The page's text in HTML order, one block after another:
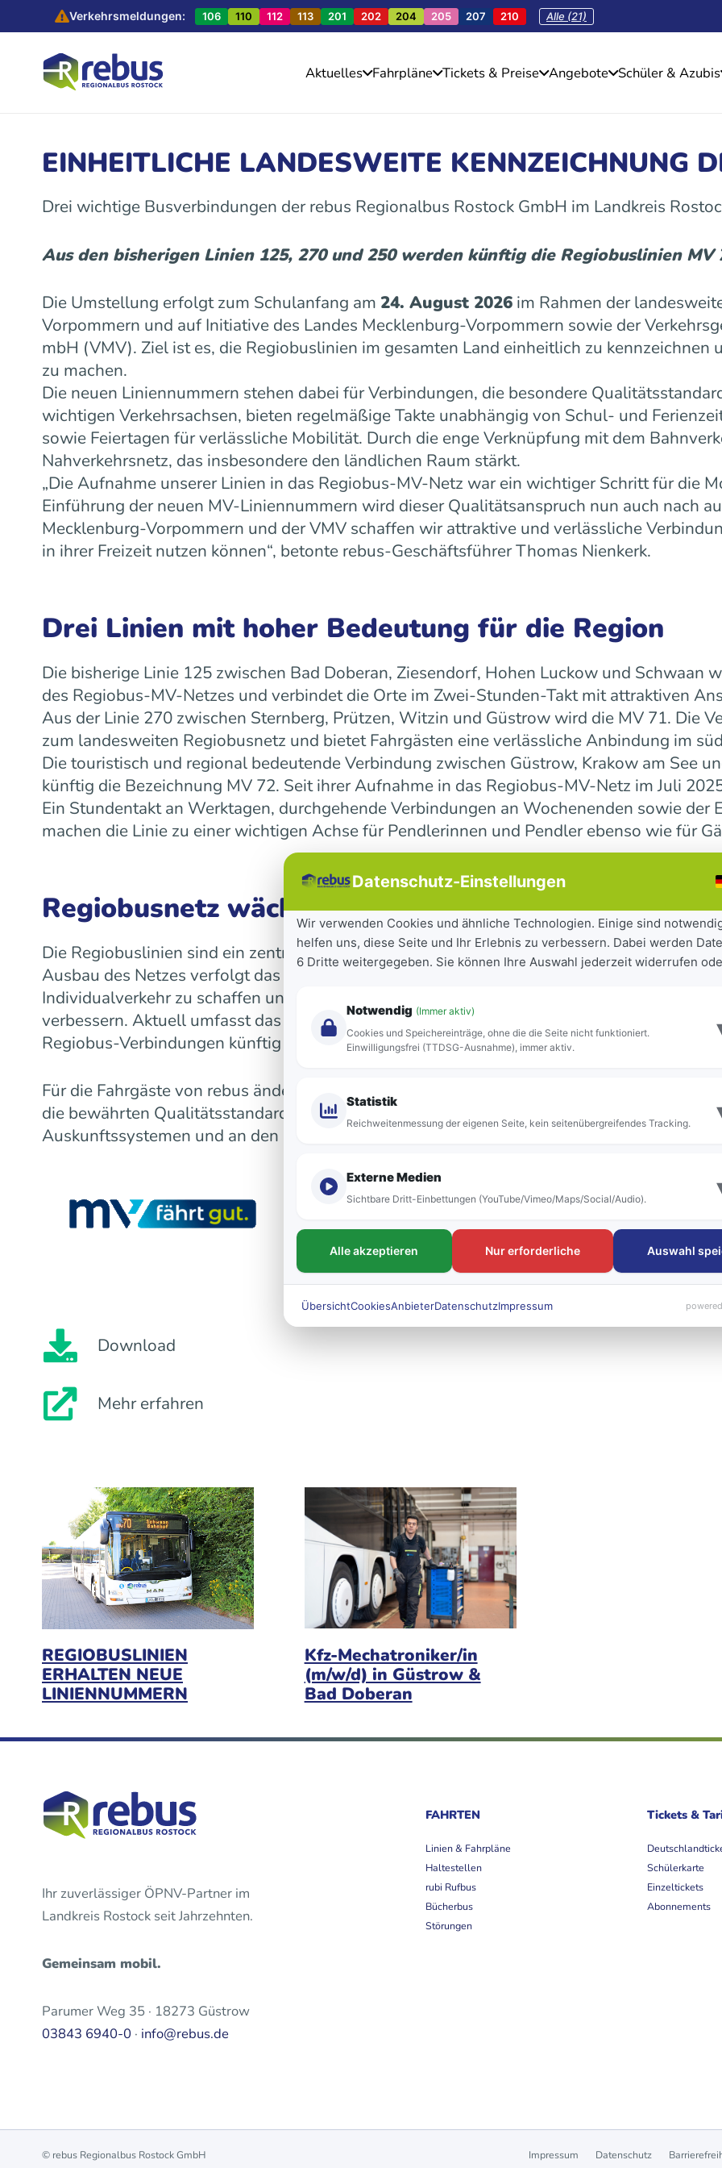
Verkehrsmeldungen: 106 110 112 113 201 202 204 205 207 210 Alle (21)
Aktuelles Fahrpläne Tickets & Preise Angebote Schüler & Azubis
EINHEITLICHE LANDESWEITE KENNZEICHNUNG
Drei wichtige Busverbindungen der rebus Regionalbus Rostock GmbH im Landkreis
Aus den bisherigen Linien 125, 270 und 250 werden künftig die Regiobuslinien MV
Die Umstellung erfolgt zum Schulanfang am 24. August 2026 im Rahmen der
Vorpommern und auf Initiative des Landes Mecklenburg-Vorpommern sowie der
mbH (VMV). Ziel ist es, die Regiobuslinien im gesamten Land einheitlich zu kennzeichnen
zu machen.
Die neuen Liniennummern stehen dabei für Verbindungen, die besondere
wichtigen Verkehrsachsen, bieten regelmäßige Takte unabhängig von Schul- und
sowie Feiertagen für verlässliche Mobilität. Durch die enge Verknüpfung mit dem
Nahverkehrsnetz, das insbesondere den ländlichen Raum stärkt.
„Die Aufnahme unserer Linien in das Regiobus-MV-Netz war ein wichtiger Schritt für die
Einführung der neuen MV-Liniennummern wird dieser Qualitätsanspruch nun auch nach
Mecklenburg-Vorpommern und der VMV schaffen wir attraktive und verlässliche
in ihrer Freizeit nutzen können“, betonte rebus-Geschäftsführer Thomas Nienkerk.
Drei Linien mit hoher Bedeutung für die Region
Die bisherige Linie 125 zwischen Bad Doberan, Ziesendorf, Hohen Luckow und Schwaan
des Regiobus-MV-Netzes und verbindet die Orte im Zwei-Stunden-Takt mit attraktiven
Aus der Linie 270 zwischen Sternberg, Prützen, Witzin und Güstrow wird die MV 71. Die
zum landesweiten Regiobusnetz und bietet Fahrgästen eine verlässliche Anbindung im
Die touristisch und regional bedeutende Verbindung zwischen Güstrow, Krakow am See
künftig die Bezeichnung MV 72. Seit ihrer Aufnahme in das Regiobus-MV-Netz im Juli
Ein Stundentakt an Werktagen, durchgehende Verbindungen an Wochenenden sowie der
machen die Linie zu einer wichtigen Achse für Pendlerinnen und Pendler ebenso wie für
Regiobusnetz wächst landesweit weiter
Die Regiobuslinien sind ein zentraler Bestandteil der seit 2023 laufenden
Ausbau des Netzes verfolgt das Land das Ziel, Städte und Gemeinden besser
Individualverkehr zu schaffen und die Mobilität für Bürgerinnen und Bürger sowie
verbessern. Aktuell umfasst das landesweite Netz 16 Regiobuslinien. Die neuen MV-
Regiobus-Verbindungen künftig auf einen Blick zu erkennen.
Für die Fahrgäste von rebus ändert sich mit der Umstellung vor allem die Bezeichnung
die bewährten Qualitätsstandards bleiben bestehen. Die neuen Liniennummern werden
Auskunftssystemen und an den Fahrzeugen sichtbar sein.
Download
Mehr erfahren
REGIOBUSLINIEN
ERHALTEN NEUE
LINIENNUMMERN
Kfz-Mechatroniker/in
(m/w/d) in Güstrow &
Bad Doberan
Ihr zuverlässiger ÖPNV-Partner im
Landkreis Rostock seit Jahrzehnten.
Gemeinsam mobil.
Parumer Weg 35 · 18273 Güstrow
03843 6940-0 · info@rebus.de
FAHRTEN
Linien & Fahrpläne
Haltestellen
rubi Rufbus
Bücherbus
Störungen
Tickets &
Schülerkarte
Einzeltickets
Abonnements
© rebus Regionalbus Rostock GmbH Impressum Datenschutz
Datenschutz-Einstellungen
Wir verwenden Cookies und ähnliche Technologien. Einige sind
helfen uns, diese Seite und Ihr Erlebnis zu verbessern. Dabei werden
6 Dritte weitergegeben. Sie können Ihre Auswahl jederzeit widerrufen
Notwendig (Immer aktiv)
Cookies und Speichereinträge, ohne die die Seite nicht funktioniert.
Einwilligungsfrei (TTDSG-Ausnahme), immer aktiv.
Statistik
Reichweitenmessung der eigenen Seite, kein seitenübergreifendes Tracking.
Externe Medien
Sichtbare Dritt-Einbettungen (YouTube/Vimeo/Maps/Social/Audio).
Alle akzeptieren Nur erforderliche Auswahl
ÜbersichtCookiesAnbieterDatenschutzImpressum